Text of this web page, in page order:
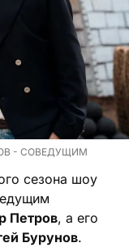
- СОВЕДУЩИМ
сезона шоу
Петров, а его
Бурунов.